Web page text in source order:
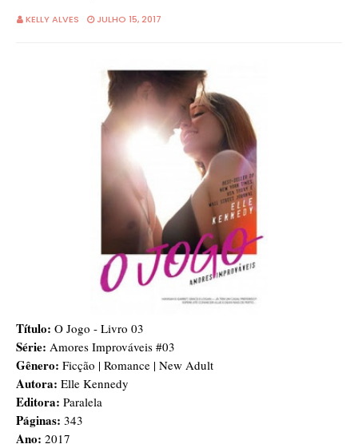
KELLY ALVES JULHO 15, 2017
Título: O Jogo - Livro 03
Série: Amores Improváveis #03
Gênero: Ficção | Romance | New Adult
Autora: Elle Kennedy
Editora: Paralela
Páginas: 343
Ano: 2017